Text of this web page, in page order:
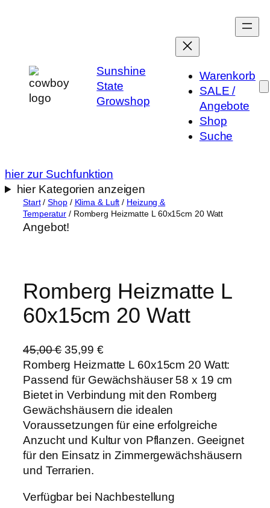
Sunshine
State
Growshop
Warenkorb
SALE /
Angebote
Shop
Suche
hier zur Suchfunktion
hier Kategorien anzeigen
Start/Shop/ Klima & Luft / Heizung &
Temperatur / Romberg Heizmatte L 60x15cm 20 Watt
Angebot!
Romberg Heizmatte L
60x15cm 20 Watt
45,00€ U
r
s
p
r
ü
n
g
l
c
35,99 €A
k
t
u
e
l
l
e
r
Romberg Heizmatte L 60x15cm 20 Watt:
Passend für Gewächshäuser 58 x 19 cm
Bietet in Verbindung mit den Romberg
Gewächshäusern die idealen
Voraussetzungen für eine erfolgreiche
Anzucht und Kultur von Pflanzen. Geeignet
für den Einsatz in Zimmergewächshäusern
und Terrarien.
Verfügbar bei Nachbestellung